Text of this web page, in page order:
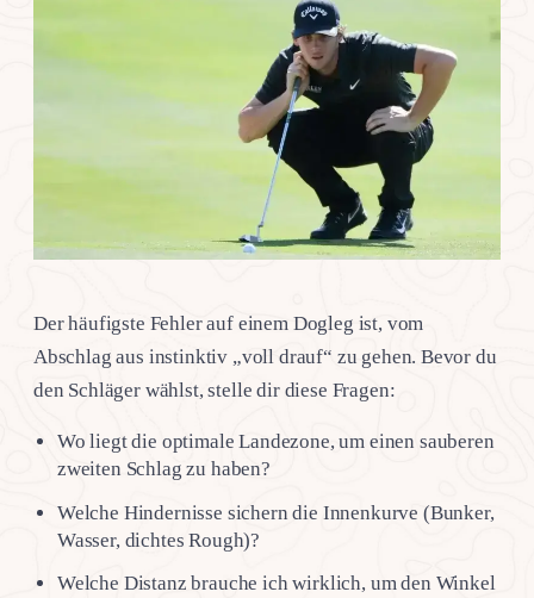
Der häufigste Fehler auf einem Dogleg ist, vom
Abschlag aus instinktiv „voll drauf“ zu gehen. Bevor du
den Schläger wählst, stelle dir diese Fragen:
Wo liegt die optimale Landezone, um einen sauberen
zweiten Schlag zu haben?
Welche Hindernisse sichern die Innenkurve (Bunker,
Wasser, dichtes Rough)?
Welche Distanz brauche ich wirklich, um den Winkel